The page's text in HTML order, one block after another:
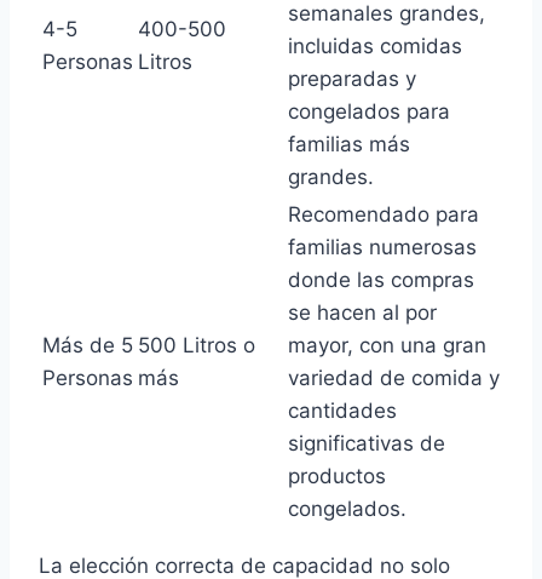
4-5
Personas
400-500
Litros
semanales grandes,
incluidas comidas
preparadas y
congelados para
familias más
grandes.
Más de 5
Personas
500 Litros o
más
Recomendado para
familias numerosas
donde las compras
se hacen al por
mayor, con una gran
variedad de comida y
cantidades
significativas de
productos
congelados.
La elección correcta de capacidad no solo